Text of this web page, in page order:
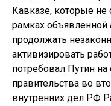
Кавказе, которые не
рамках объявленной
продолжать
активизировать
потребовал Путин
правительства во
внутренних дел РФ